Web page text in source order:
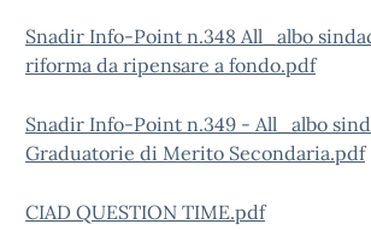
Snadir Info-Point n.348 All_albo
riforma da ripensare a fondo.pdf
Snadir Info-Point n.349 - All_albo
Graduatorie di Merito Secondaria.pdf
CIAD QUESTION TIME.pdf